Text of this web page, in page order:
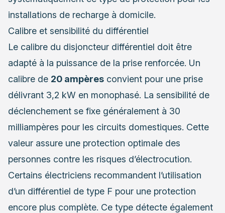
installations de recharge à domicile.
Calibre et sensibilité du différentiel
Le calibre du disjoncteur différentiel doit être
adapté à la puissance de la prise renforcée. Un
calibre de 20 ampères convient pour une prise
délivrant 3,2 kW en monophasé. La sensibilité de
déclenchement se fixe généralement à 30
milliampères pour les circuits domestiques. Cette
valeur assure une protection optimale des
personnes contre les risques d’électrocution.
Certains électriciens recommandent l’utilisation
d’un différentiel de type F pour une protection
encore plus complète. Ce type détecte également